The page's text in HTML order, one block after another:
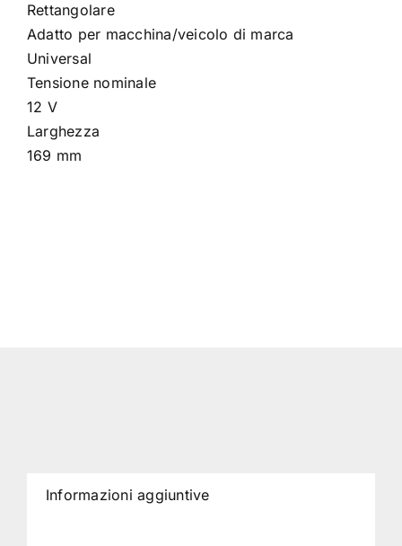
Rettangolare
Adatto per macchina/veicolo di marca
Universal
Tensione nominale
12 V
Larghezza
169 mm
Informazioni aggiuntive